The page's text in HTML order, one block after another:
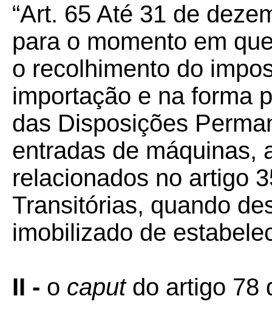
“Art. 65 Até 31 de
para o momento em
o recolhimento do
importação e na forma
das Disposições
entradas de máquinas,
relacionados no artigo
Transitórias, quando
imobilizado de
II - o caputdo artigo 78